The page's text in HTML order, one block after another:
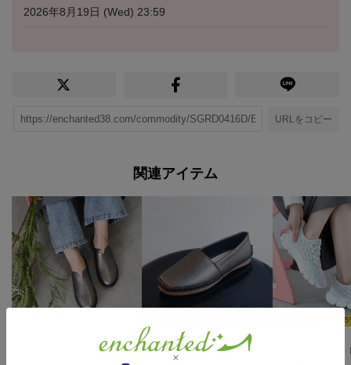
2026年8月19日 (Wed) 23:59
URLをコピー
関連アイテム
MELLOW 【魔法の靴】ソフトバブーシュ （ダークシルバー）
15